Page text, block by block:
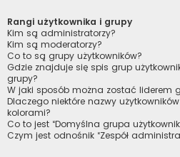
Rangi użytkownika i grupy
Kim są administratorzy?
Kim są moderatorzy?
Co to są grupy użytkowników?
Gdzie znajduje się spis grup
grupy?
W jaki sposób można zostać liderem
Dlaczego niektóre nazwy
kolorami?
Co to jest “Domyślna grupa
Czym jest odnośnik “Zespół